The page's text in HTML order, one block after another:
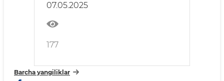
07.05.2025
177
Barcha yangiliklar